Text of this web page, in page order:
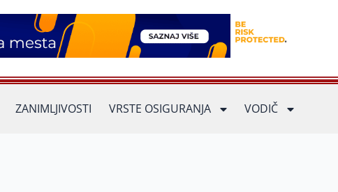
ZANIMLJIVOSTI VRSTE OSIGURANJA VODIČ